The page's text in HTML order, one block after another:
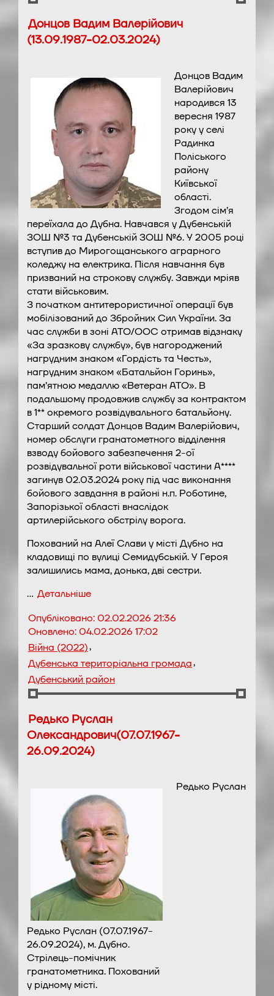
Донцов Вадим Валерійович
(13.09.1987-02.03.2024)
Донцов Вадим
Валерійович
народився 13
вересня 1987
року у селі
Радинка
Поліського
району
Київської
області.
Згодом сім’я
переїхала до Дубна. Навчався у Дубенській
ЗОШ №3 та Дубенській ЗОШ №6. У 2005 році
вступив до Мирогощанського аграрного
коледжу на електрика. Після навчання був
призваний на строкову службу. Завжди мріяв
стати військовим.
З початком антитерористичної операції був
мобілізований до Збройних Сил України. За
час служби в зоні АТО/ООС отримав відзнаку
«За зразкову службу», був нагороджений
нагрудним знаком «Гордість та Честь»,
нагрудним знаком «Батальйон Горинь»,
пам’ятною медаллю «Ветеран АТО». В
подальшому продовжив службу за контрактом
в 1** окремого розвідувального батальйону.
Старший солдат Донцов Вадим Валерійович,
номер обслуги гранатометного відділення
взводу бойового забезпечення 2-ої
розвідувальної роти військової частини А****
загинув 02.03.2024 року під час виконання
бойового завдання в районі н.п. Роботине,
Запорізької області внаслідок
артилерійського обстрілу ворога.
Похований на Алеї Слави у місті Дубно на
кладовищі по вулиці Семидубській. У Героя
залишились мама, донька, дві сестри.
… Детальніше
Опубліковано:02.02.2026 21:36
Оновлено:04.02.2026 17:02
Війна (2022),
Дубенська територіальна громада,
Дубенський район
Редько Руслан
Олександрович(07.07.1967-
26.09.2024)
Редько Руслан (07.07.1967-
26.09.2024), м. Дубно.
Стрілець-помічник
гранатометника. Похований
у рідному місті.
Редько Руслан